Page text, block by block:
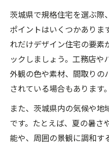
茨城県で規格住宅を選ぶ際
ポイントはいくつかありま
れだけデザイン住宅の要素
ックしましょう。工務店や
外観の色や素材、間取りの
されている場合もあります。
また、茨城県内の気候や
です。たとえば、夏の暑さ
能や、周囲の景観に調和す